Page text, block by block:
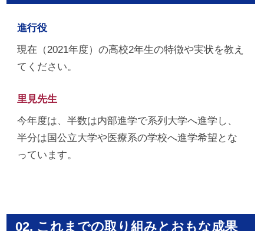
進行役
現在（2021年度）の高校2年生の特徴や実状を教え
てください。
里見先生
今年度は、半数は内部進学で系列大学へ進学し、
半分は国公立大学や医療系の学校へ進学希望とな
っています。
02. これまでの取り組みとおもな成果